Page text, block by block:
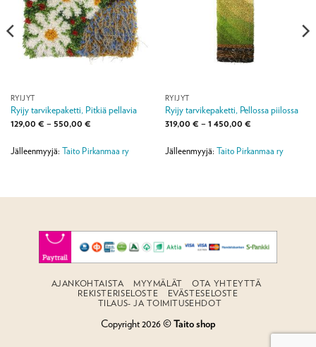
RYIJYT
Ryijy tarvikepaketti, Pitkiä pellavia
129,00 € – 550,00 €Hintaluokka:
550,00 €
Jälleenmyyjä: Taito Pirkanmaa ry
RYIJYT
Ryijy tarvikepaketti, Pellossa piilossa
319,00 € – 1 450,00 €Hintaluokka:
1
450,00 €
Jälleenmyyjä: Taito Pirkanmaa ry
AJANKOHTAISTA MYYMÄLÄT
OTA YHTEYTTÄ
REKISTERISELOSTE
EVÄSTESELOSTE
TILAUS- JA TOIMITUSEHDOT
Copyright 2026 ©Taito shop